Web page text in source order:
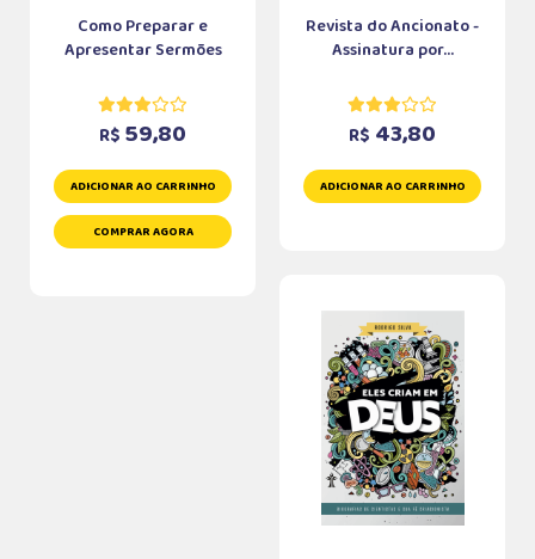
Como Preparar e
Apresentar Sermões
R$ 59,80
ADICIONAR AO CARRINHO
COMPRAR AGORA
Revista do Ancionato -
Assinatura por...
R$ 43,80
ADICIONAR AO CARRINHO